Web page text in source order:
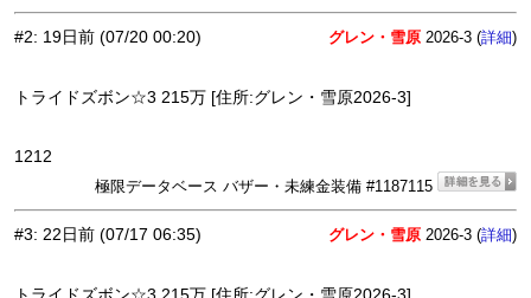
#2: 19日前 (07/20 00:20) グレン・雪原 2026-3 (詳細)
トライドズボン☆3 215万 [住所:グレン・雪原2026-3]
1212
極限データベース バザー・未練金装備 #1187115
#3: 22日前 (07/17 06:35) グレン・雪原 2026-3 (詳細)